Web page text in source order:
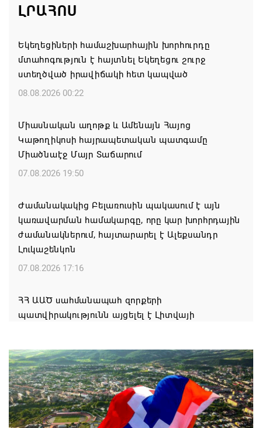
ԼՐԱՀՈՍ
Եկեղեցիների համաշխարհային խորհուրդը
մտահոգություն է հայտնել Եկեղեցու շուրջ
ստեղծված իրավիճակի հետ կապված
08.08.2026 00:22
Միասնական աղոթք և Ամենայն Հայոց
Կաթողիկոսի հայրապետական պատգամը
Միածնաէջ Մայր Տաճարում
07.08.2026 19:50
Ժամանակակից Բելառուսին պակասում է այն
կառավարման համակարգը, որը կար խորհրդային
ժամանակներում, հայտարարել է Ալեքսանդր
Լուկաշենկոն
07.08.2026 17:16
ՀՀ ԱԱԾ սահմանապահ զորքերի
պատվիրակությունն այցելել է Լիտվայի
07.08.2026 16:57
Գարեգին Բ-ի և եպիսկոպոսների գործով
դատավորն ինքնաբացարկ է հայտնել
07.08.2026 16:55